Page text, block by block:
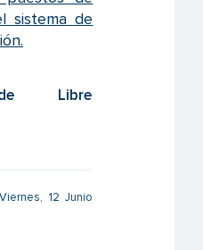
sistema de
de Libre
12 Junio